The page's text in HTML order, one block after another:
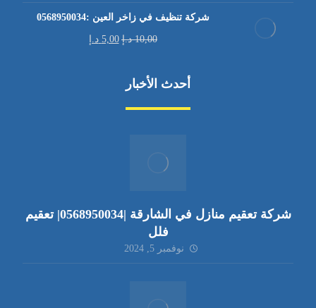
شركة تنظيف في زاخر العين :0568950034
10,00 د.إ 5,00 د.إ
أحدث الأخبار
شركة تعقيم منازل في الشارقة |0568950034| تعقيم
فلل
نوفمبر 5, 2024